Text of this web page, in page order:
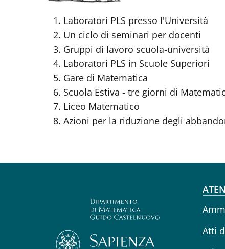
Laboratori PLS presso l'Università
Un ciclo di seminari per docenti
Gruppi di lavoro scuola-università
Laboratori PLS in Scuole Superiori
Gare di Matematica
Scuola Estiva - tre giorni di
Liceo Matematico
Azioni per la riduzione degli
Atti